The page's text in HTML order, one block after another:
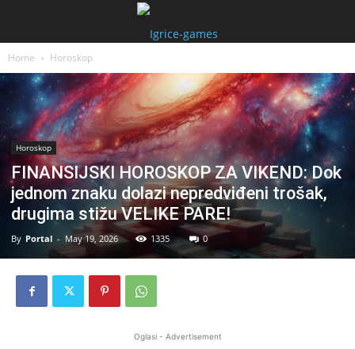
Home Horoskop
Horoskop
FINANSIJSKI HOROSKOP ZA VIKEND: Dok
jednom znaku dolazi nepredviđeni trošak,
drugima stižu VELIKE PARE!
By Portal - May 19, 2026 1335 0
Oglasi - Advertisement